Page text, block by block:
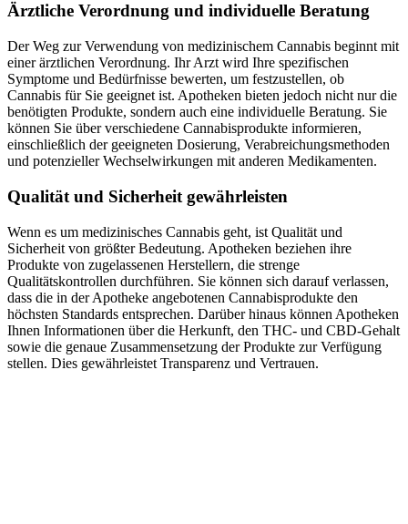
Ärztliche Verordnung und individuelle Beratung
Der Weg zur Verwendung von medizinischem Cannabis beginnt mit
einer ärztlichen Verordnung. Ihr Arzt wird Ihre spezifischen
Symptome und Bedürfnisse bewerten, um festzustellen, ob
Cannabis für Sie geeignet ist. Apotheken bieten jedoch nicht nur die
benötigten Produkte, sondern auch eine individuelle Beratung. Sie
können Sie über verschiedene Cannabisprodukte informieren,
einschließlich der geeigneten Dosierung, Verabreichungsmethoden
und potenzieller Wechselwirkungen mit anderen Medikamenten.
Qualität und Sicherheit gewährleisten
Wenn es um medizinisches Cannabis geht, ist Qualität und
Sicherheit von größter Bedeutung. Apotheken beziehen ihre
Produkte von zugelassenen Herstellern, die strenge
Qualitätskontrollen durchführen. Sie können sich darauf verlassen,
dass die in der Apotheke angebotenen Cannabisprodukte den
höchsten Standards entsprechen. Darüber hinaus können Apotheken
Ihnen Informationen über die Herkunft, den THC- und CBD-Gehalt
sowie die genaue Zusammensetzung der Produkte zur Verfügung
stellen. Dies gewährleistet Transparenz und Vertrauen.